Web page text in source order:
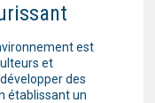
est
et
des
établissant un